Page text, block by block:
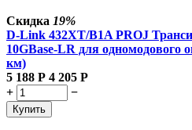
Скидка 19%
D-Link 432XT/B1A PROJ
10GBase-LR для одномодового
км)
5 188 Р 4 205 Р
+
−
Купить